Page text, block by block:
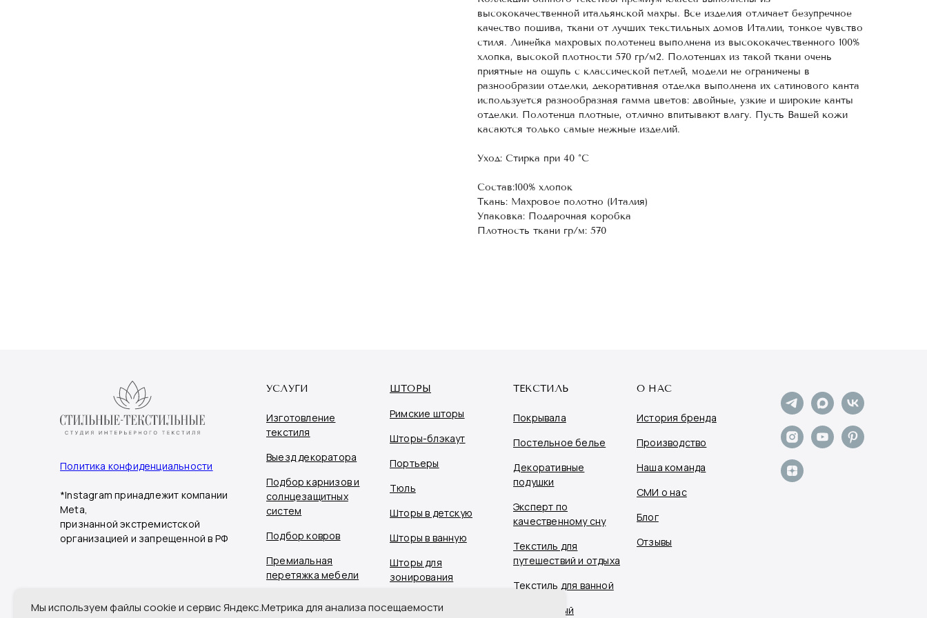
высококачественной итальянской махры. Все изделия отличает безупречное
качество пошива, ткани от лучших текстильных домов Италии, тонкое чувство
стиля. Линейка махровых полотенец выполнена из высококачественного 100%
хлопка, высокой плотности 570 гр/м2. Полотенцах из такой ткани очень
приятные на ощупь с классической петлей, модели не ограничены в
разнообразии отделки, декоративная отделка выполнена их сатинового канта
используется разнообразная гамма цветов: двойные, узкие и широкие канты
отделки. Полотенца плотные, отлично впитывают влагу. Пусть Вашей кожи
касаются только самые нежные изделий.
Уход: Стирка при 40 °С
Состав:100% хлопок
Ткань: Махровое полотно (Италия)
Упаковка: Подарочная коробка
Плотность ткани гр/м: 570
Мы используем файлы cookie и сервис Яндекс.Метрика для анализа посещаемости
Политика конфиденциальности
*Instagram принадлежит компании
Meta,
признанной экстремистской
организацией и запрещенной в РФ
УСЛУГИ
Изготовление
текстиля
Выезд декоратора
Подбор карнизов и
солнцезащитных
систем
Подбор ковров
Премиальная
перетяжка мебели
и изголовья
ШТОРЫ
Римские шторы
Шторы-блэкаут
Портьеры
Тюль
Шторы в детскую
Шторы в ванную
Шторы для
зонирования
ТЕКСТИЛЬ
Покрывала
Постельное белье
Декоративные
подушки
Эксперт по
качественному сну
Текстиль для
путешествий и отдыха
Текстиль для ванной
Подарочный
О НАС
История бренда
Производство
Наша команда
СМИ о нас
Блог
Отзывы